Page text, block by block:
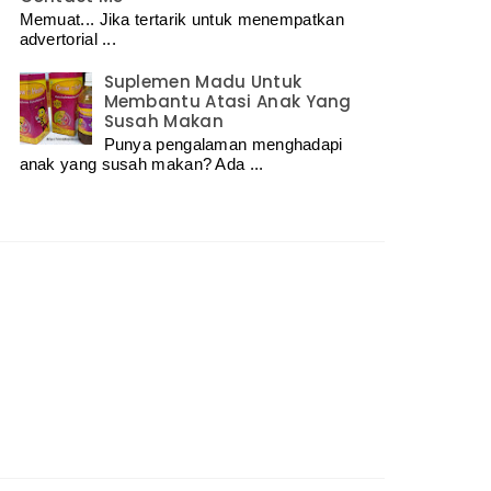
Memuat... Jika tertarik untuk menempatkan
advertorial ...
Suplemen Madu Untuk
Membantu Atasi Anak Yang
Susah Makan
Punya pengalaman menghadapi
anak yang susah makan? Ada ...